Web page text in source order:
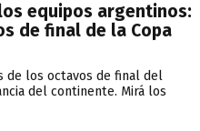
equipos argentinos:
de final de la Copa
de los octavos de final del
del continente. Mirá los